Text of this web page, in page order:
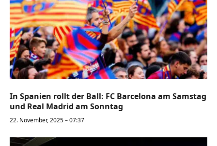
In Spanien rollt der Ball: FC Barcelona am Samstag
und Real Madrid am Sonntag
22. November, 2025 – 07:37